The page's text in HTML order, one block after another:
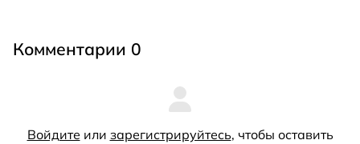
Комментарии 0
Войдите или зарегистрируйтесь, чтобы оставить